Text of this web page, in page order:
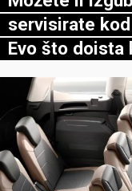
servisirate
Evo što doista